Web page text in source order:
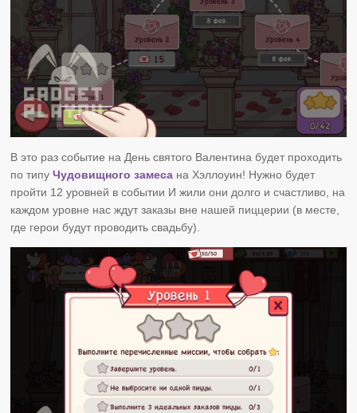
В это раз событие на День святого Валентина будет проходить
по типуЧудовищного замеса на Хэллоуин! Нужно будет
пройти 12 уровней в событии И жили они долго и счастливо, на
каждом уровне нас ждут заказы вне нашей пиццерии (в месте,
где герои будут проводить свадьбу).